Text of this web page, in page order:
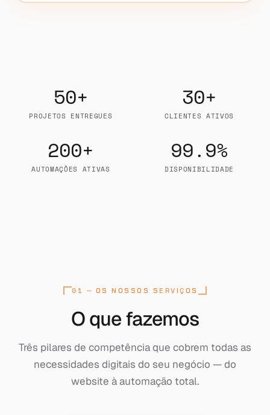
[ METRICS : REAL-TIME ]
50+
PROJETOS ENTREGUES
30+
CLIENTES ATIVOS
200+
AUTOMAÇÕES ATIVAS
99.9%
DISPONIBILIDADE
01 — OS NOSSOS SERVIÇOS
O que fazemos
Três pilares de competência que cobrem todas as
necessidades digitais do seu negócio — do
website à automação total.